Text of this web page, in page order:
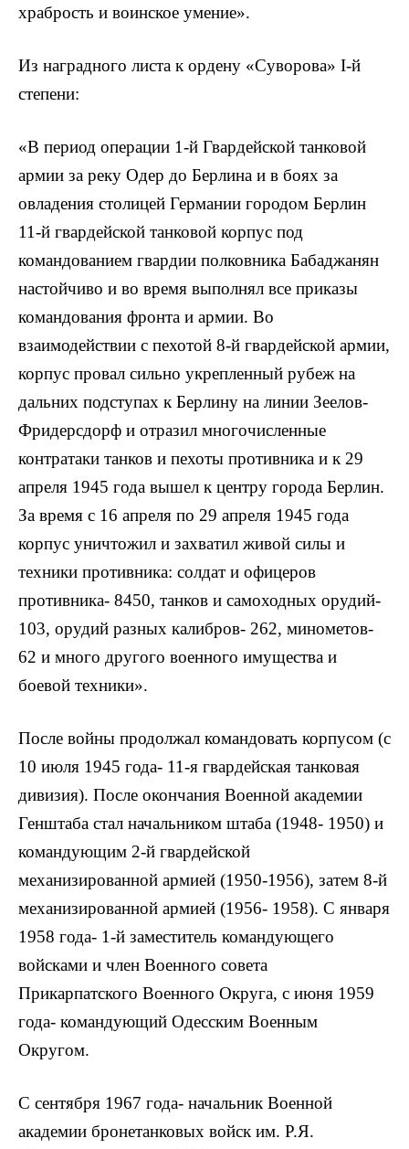
храбрость и воинское умение».
Из наградного листа к ордену «Суворова» I-й
степени:
«В период операции 1-й Гвардейской танковой
армии за реку Одер до Берлина и в боях за
овладения столицей Германии городом Берлин
11-й гвардейской танковой корпус под
командованием гвардии полковника Бабаджанян
настойчиво и во время выполнял все приказы
командования фронта и армии. Во
взаимодействии с пехотой 8-й гвардейской армии,
корпус провал сильно укрепленный рубеж на
дальних подступах к Берлину на линии Зеелов-
Фридерсдорф и отразил многочисленные
контратаки танков и пехоты противника и к 29
апреля 1945 года вышел к центру города Берлин.
За время с 16 апреля по 29 апреля 1945 года
корпус уничтожил и захватил живой силы и
техники противника: солдат и офицеров
противника- 8450, танков и самоходных орудий-
103, орудий разных калибров- 262, минометов-
62 и много другого военного имущества и
боевой техники».
После войны продолжал командовать корпусом (с
10 июля 1945 года- 11-я гвардейская танковая
дивизия). После окончания Военной академии
Генштаба стал начальником штаба (1948- 1950) и
командующим 2-й гвардейской
механизированной армией (1950-1956), затем 8-й
механизированной армией (1956- 1958). С января
1958 года- 1-й заместитель командующего
войсками и член Военного совета
Прикарпатского Военного Округа, с июня 1959
года- командующий Одесским Военным
Округом.
С сентября 1967 года- начальник Военной
академии бронетанковых войск им. Р.Я.